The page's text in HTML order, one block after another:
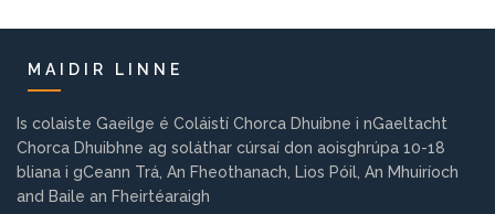
MAIDIR LINNE
Is colaiste Gaeilge é Coláistí Chorca Dhuibne i nGaeltacht
Chorca Dhuibhne ag soláthar cúrsaí don aoisghrúpa 10-18
bliana i gCeann Trá, An Fheothanach, Lios Póil, An Mhuiríoch
and Baile an Fheirtéaraigh